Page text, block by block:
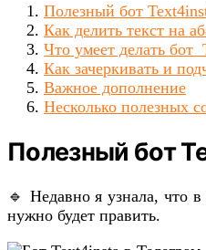
Полезный бот
Как делить текст на
Что умеет делать бот
Как зачеркивать и
Важное дополнение
Несколько полезных
Полезный бот
🔹 Недавно я узнала, что
нужно будет править.